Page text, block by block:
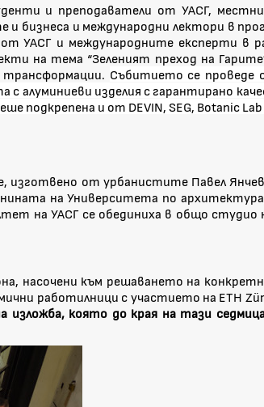
и преподаватели от УАСГ,
бизнеса и международни лектори в
УАСГ и международните експерти в
на тема “Зеленият преход на
Събитието се проведе
алуминиеви изделия с гарантирано
и от DEVIN, SEG, Botanic Lab
изготвено от урбанистите Павел
на Университета по
на УАСГ се обединиха в общо студио
насочени към решаването на
работилници с участието на ETH
която до края на тази